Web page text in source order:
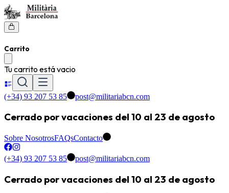
Carrito
Tu carrito está vacio
(+34) 93 207 53 85 post@militariabcn.com
Cerrado por vacaciones del 10 al 23 de agosto
Sobre NosotrosFAQsContacto
(+34) 93 207 53 85 post@militariabcn.com
Cerrado por vacaciones del 10 al 23 de agosto